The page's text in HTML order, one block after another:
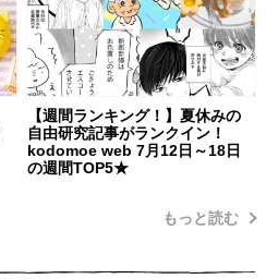
【週間ランキング！】夏休みの
自由研究記事がランクイン！
kodomoe web 7月12日～18日
の週間TOP5★
もっと読む